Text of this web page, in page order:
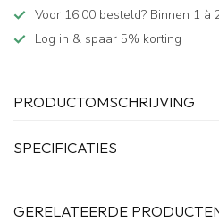
Voor 16:00 besteld? Binnen 1 à
Log in & spaar 5% korting
PRODUCTOMSCHRIJVING
SPECIFICATIES
GERELATEERDE